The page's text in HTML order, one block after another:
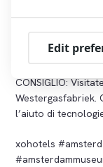
Vantaggio
CONSIGLIO:
Westergasfabriek.
l’aiuto di
xohotels
Edit